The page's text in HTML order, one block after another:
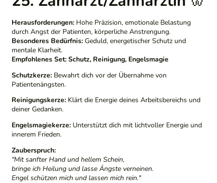
Herausforderungen: Hohe Präzision, emotionale Belastung
durch Angst der Patienten, körperliche Anstrengung.
Besonderes Bedürfnis: Geduld, energetischer Schutz und
mentale Klarheit.
Empfohlenes Set: Schutz, Reinigung, Engelsmagie
Schutzkerze: Bewahrt dich vor der Übernahme von
Patientenängsten.
Reinigungskerze: Klärt die Energie deines Arbeitsbereichs und
deiner Gedanken.
Engelsmagiekerze: Unterstützt dich mit lichtvoller Energie und
innerem Frieden.
Zauberspruch:
"Mit sanfter Hand und hellem Schein,
bringe ich Heilung und lasse Ängste verneinen.
Engel schützen mich und lassen mich rein."